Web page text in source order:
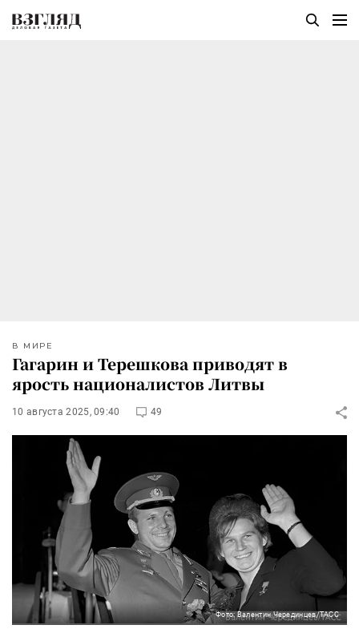
В МИРЕ
Гагарин и Терешкова приводят в
ярость националистов Литвы
10 августа 2025, 09:40 49
Фото: Валентин Черединцев/ТАСС